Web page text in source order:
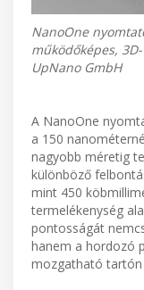
NanoOne
működőképes,
UpNano GmbH
A NanoOne
a 150
nagyobb méretig
különböző
mint 450
termelékenység
pontosságát
hanem a hordozó
mozgatható tartón